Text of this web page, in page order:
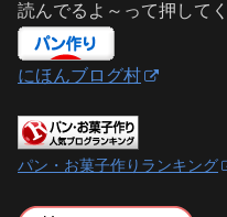
読んでるよ～って押して
にほんブログ村
パン・お菓子作りランキング